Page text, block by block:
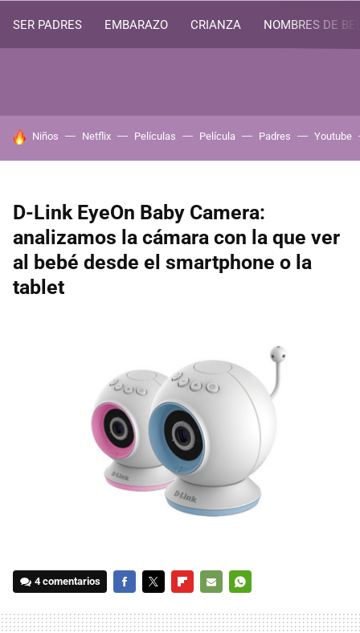
SER PADRES EMBARAZO CRIANZA NOMBRES DE
HOY SE HABLA DE
Niños Netflix Películas Película Padres Youtube
D-Link EyeOn Baby Camera:
analizamos la cámara con la que ver
al bebé desde el smartphone o la
tablet
4 comentarios
MAIL